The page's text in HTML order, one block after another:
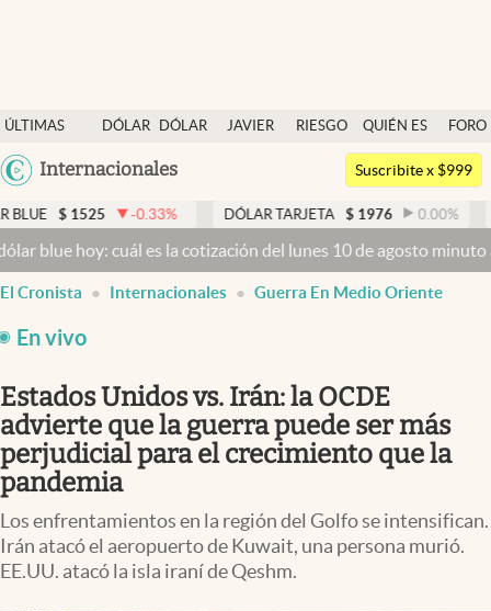
ÚLTIMAS
NOTICIAS
DÓLAR
DÓLAR
JAVIER
RIESGO
QUIÉN ES
QUIÉN
FORO
Argentina
México
Colombia
Internacionales
Dólar
Members
Economía y Política
Finanzas y Mercados
Mercados Online
Negocios
Otras secciones
Apertura
Clase
Suscribite x $999
1525 -0.33% DÓLAR TARJETA $ 1976 0.00% DÓLAR
cuál es la cotización del lunes 10 de agosto minuto a minuto
El Cronista Internacionales Guerra En Medio Oriente
En vivo
Estados Unidos vs. Irán: la OCDE
advierte que la guerra puede ser más
perjudicial para el crecimiento que la
pandemia
Los enfrentamientos en la región del Golfo se intensifican.
Irán atacó el aeropuerto de Kuwait, una persona murió.
EE.UU. atacó la isla iraní de Qeshm.